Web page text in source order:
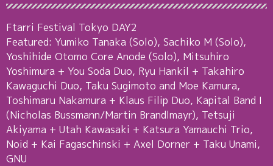
Ftarri Festival Tokyo DAY2
Featured: Yumiko Tanaka (Solo), Sachiko M (Solo),
Yoshihide Otomo Core Anode (Solo), Mitsuhiro
Yoshimura + You Soda Duo, Ryu Hankil + Takahiro
Kawaguchi Duo, Taku Sugimoto and Moe Kamura,
Toshimaru Nakamura + Klaus Filip Duo, Kapital Band I
(Nicholas Bussmann/Martin Brandlmayr), Tetsuji
Akiyama + Utah Kawasaki + Katsura Yamauchi Trio,
Noid + Kai Fagaschinski + Axel Dorner + Taku Unami,
GNU